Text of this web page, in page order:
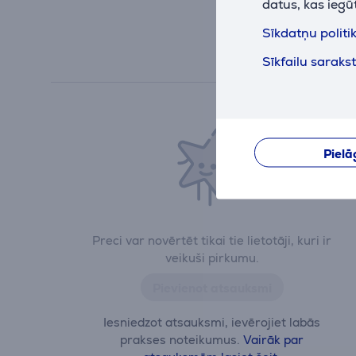
datus, kas
Sīkdatņu
Sīkfailu
Preci var novērtēt tikai tie lietotāji, kuri ir
veikuši pirkumu.
Iesniedzot atsauksmi, ievērojiet labās
prakses noteikumus.Vairāk par